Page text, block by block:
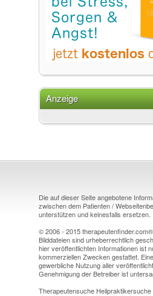
Anzeige
Die auf dieser Seite angebotene
zwischen dem Patienten /
unterstützen und keinesfalls ersetzen.
© 2006 - 2015
Bilddateien sind urheberrechtlich
hier veröffentlichten Informationen ist
kommerziellen Zwecken gestattet.
gewerbliche Nutzung aller
Genehmigung der Betreiber ist
Therapeutensuche